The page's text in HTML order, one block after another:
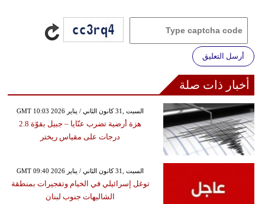
أرسل التعليق
أخبار ذات صلة
GMT 10:03 2026 السبت ,31 كانون الثاني / يناير
هزة أرضية تضرب عنّايا – جبيل بقوّة 2.8
درجات على مقياس ريختر
GMT 09:40 2026 السبت ,31 كانون الثاني / يناير
توغل إسرائيلي في الخيام وتفجيرات بمنطقة
الشاليهات جنوب لبنان